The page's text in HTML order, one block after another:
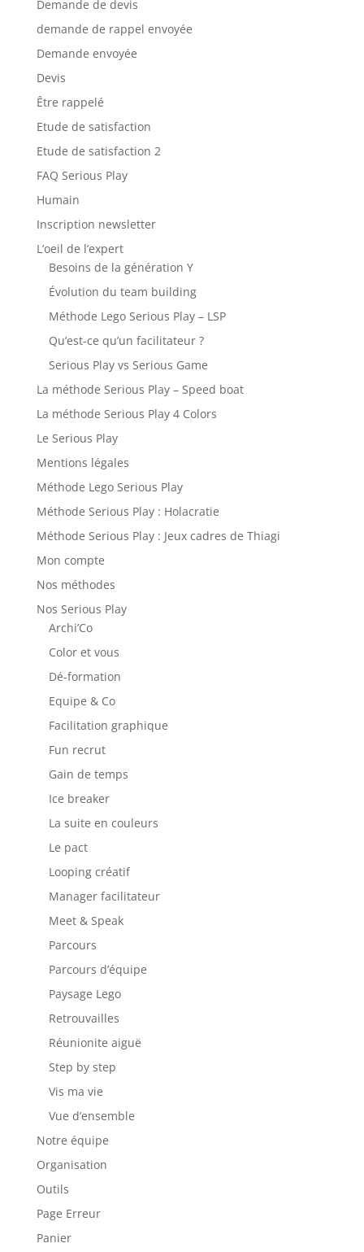
Demande de devis
demande de rappel envoyée
Demande envoyée
Devis
Être rappelé
Etude de satisfaction
Etude de satisfaction 2
FAQ Serious Play
Humain
Inscription newsletter
L’oeil de l’expert
Besoins de la génération Y
Évolution du team building
Méthode Lego Serious Play – LSP
Qu’est-ce qu’un facilitateur ?
Serious Play vs Serious Game
La méthode Serious Play – Speed boat
La méthode Serious Play 4 Colors
Le Serious Play
Mentions légales
Méthode Lego Serious Play
Méthode Serious Play : Holacratie
Méthode Serious Play : Jeux cadres de Thiagi
Mon compte
Nos méthodes
Nos Serious Play
Archi’Co
Color et vous
Dé-formation
Equipe & Co
Facilitation graphique
Fun recrut
Gain de temps
Ice breaker
La suite en couleurs
Le pact
Looping créatif
Manager facilitateur
Meet & Speak
Parcours
Parcours d’équipe
Paysage Lego
Retrouvailles
Réunionite aiguë
Step by step
Vis ma vie
Vue d’ensemble
Notre équipe
Organisation
Outils
Page Erreur
Panier